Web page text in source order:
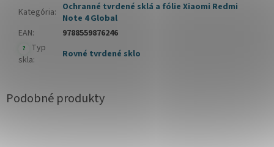
Kategória: Ochranné tvrdené sklá a fólie Xiaomi Redmi
Note 4 Global
EAN: 9788559876246
?
Typ
skla: Rovné tvrdené sklo